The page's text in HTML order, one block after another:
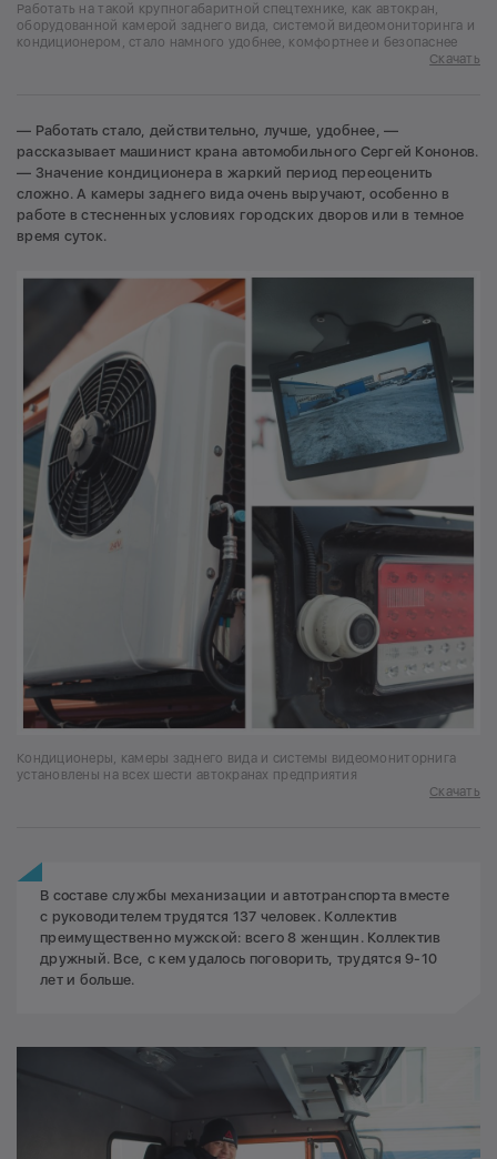
Работать на такой крупногабаритной спецтехнике, как автокран,
оборудованной камерой заднего вида, системой видеомониторинга и
кондиционером, стало намного удобнее, комфортнее и безопаснее
Скачать
— Работать стало, действительно, лучше, удобнее, —
рассказывает машинист крана автомобильного Сергей Кононов.
— Значение кондиционера в жаркий период переоценить
сложно. А камеры заднего вида очень выручают, особенно в
работе в стесненных условиях городских дворов или в темное
время суток.
Кондиционеры, камеры заднего вида и системы видеомониторнига
установлены на всех шести автокранах предприятия
Скачать
В составе службы механизации и автотранспорта вместе
с руководителем трудятся 137 человек. Коллектив
преимущественно мужской: всего 8 женщин. Коллектив
дружный. Все, с кем удалось поговорить, трудятся 9-10
лет и больше.